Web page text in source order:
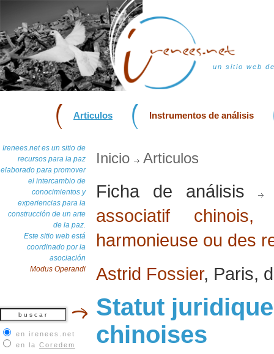
un sitio web
Articulos Instrumentos de análisis
Irenees.net es un sitio de
recursos para la paz
elaborado para promover
el intercambio de
conocimientos y
experiencias para la
construcción de un arte
de la paz.
Este sitio web está
coordinado por la
asociación
Modus Operandi
en irenees.net
en la Coredem
Inicio Articulos
Ficha de análisis
associatif
harmonieuse ou des
Astrid Fossier, Paris,
Statut
chinoises